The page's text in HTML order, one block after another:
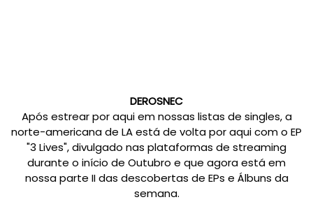
DEROSNEC
Após estrear por aqui em nossas listas de singles, a
norte-americana de LA está de volta por aqui com o EP
"3 Lives", divulgado nas plataformas de streaming
durante o início de Outubro e que agora está em
nossa parte II das descobertas de EPs e Álbuns da
semana.